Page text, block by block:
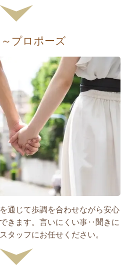
プロポーズ
通じて歩調を合わせながら安心
きます。言いにくい事‥聞きに
タッフにお任せください。